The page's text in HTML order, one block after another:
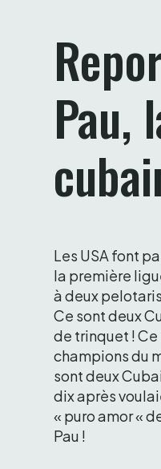
Pau,
Les USA font
la première
à deux
Ce sont deux
de trinquet !
champions du
sont deux
dix après
« puro amor «
Pau !